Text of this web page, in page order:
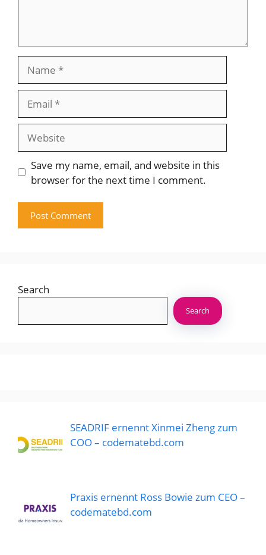
Website
Save my name, email, and website in this
browser for the next time I comment.
Search
Search
SEADRIF ernennt Xinmei Zheng zum
COO – codematebd.com
Praxis ernennt Ross Bowie zum CEO –
codematebd.com